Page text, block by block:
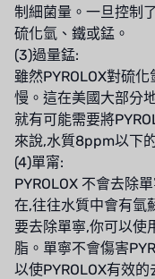
KATO
LECIP
ATS
JACOBI
ETATRON
WAVE CYBER
BOSCHINI
制細菌量。一旦控制
硫化氫、鐵或錳。
(3)過量錳:
雖然PYROLOX對硫
慢。這在美國大部分
就有可能需要將
來說,水質8ppm以下
(4)單甯:
PYROLOX 不會去除
在,往往水質中會有
要去除單寧,你可以使
脂。單寧不會傷害
以使PYROLOX有效